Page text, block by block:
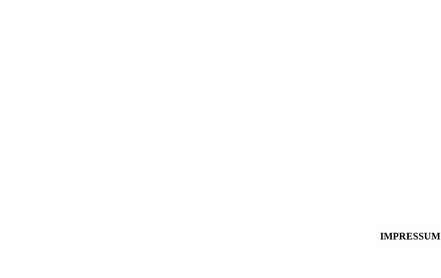
IMPRESSUM